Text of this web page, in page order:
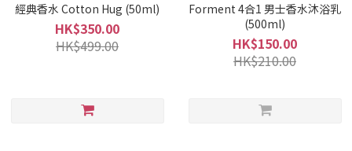
經典香水 Cotton Hug (50ml)
HK$350.00
HK$499.00
Forment 4合1 男士香水沐浴乳
(500ml)
HK$150.00
HK$210.00